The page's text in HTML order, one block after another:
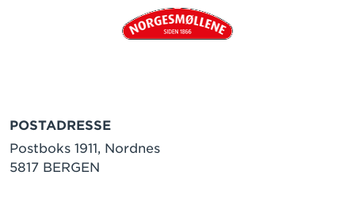
POSTADRESSE
Postboks 1911, Nordnes
5817 BERGEN